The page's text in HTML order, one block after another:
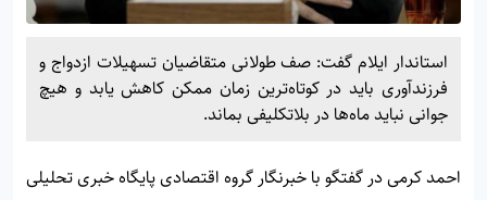
استاندار ایلام گفت: صف طولانی متقاضیان تسهیلات ازدواج و
فرزندآوری باید در کوتاه‌ترین زمان ممکن کاهش یابد و هیچ
جوانی نباید ماه‌ها در بلاتکلیفی بماند.
احمد کرمی در گفتگو با خبرنگار گروه اقتصادی پایگاه خبری تحلیلی